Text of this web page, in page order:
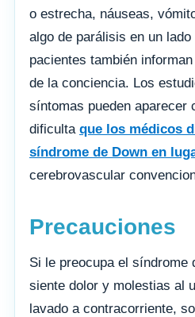
o estrecha, náuseas,
algo de parálisis en un
pacientes también
de la conciencia. Los
síntomas pueden aparecer
dificulta que los médicos
síndrome de Down en
cerebrovascular
Precauciones
Si le preocupa el síndrome
siente dolor y molestias al
lavado a contracorriente,